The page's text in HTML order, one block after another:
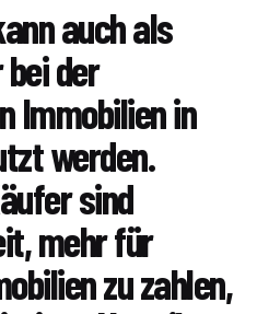
auch als
der
Immobilien in
werden.
sind
mehr für
zu zahlen,